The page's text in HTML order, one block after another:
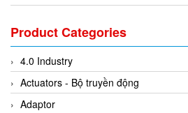
3CTEST Vietnam
4B VietNam Vietnam
ABB Vietnam
AC Infinity Vietnam
Product Categories
4.0 Industry
Actuators - Bộ truyền động
Adaptor